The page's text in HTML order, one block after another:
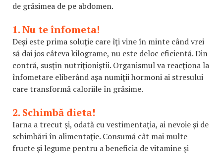
de grăsimea de pe abdomen.
1. Nu te înfometa!
Deşi este prima soluţie care îţi vine în minte când vrei
să dai jos câteva kilograme, nu este deloc eficientă. Din
contră, susţin nutriţioniştii. Organismul va reacţiona la
înfometare eliberând aşa numiţii hormoni ai stresului
care transformă caloriile în grăsime.
2. Schimbă dieta!
Iarna a trecut şi, odată cu vestimentaţia, ai nevoie şi de
schimbări în alimentaţie. Consumă cât mai multe
fructe şi legume pentru a beneficia de vitamine şi